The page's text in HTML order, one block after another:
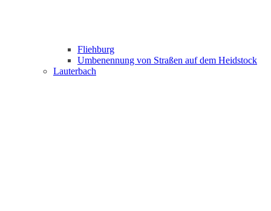
Fliehburg
Umbenennung von Straßen auf dem Heidstock
Lauterbach